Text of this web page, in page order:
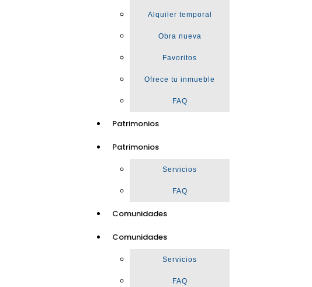
Alquiler temporal
Obra nueva
Favoritos
Ofrece tu inmueble
FAQ
Patrimonios
Patrimonios
Servicios
FAQ
Comunidades
Comunidades
Servicios
FAQ